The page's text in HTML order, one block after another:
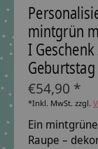
mintgrün
I
Geburtstag
€54,90 *
*Inkl. MwSt. zzgl.
Ein
Raupe –